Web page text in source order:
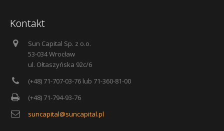
Kontakt
Sun Capital Sp. z o.o.
53-034 Wrocław
ul. Ołtaszyńska 92c/6
(+48) 71-707-03-76 lub 71-360-81-00
(+48) 71-794-93-76
suncapital@suncapital.pl